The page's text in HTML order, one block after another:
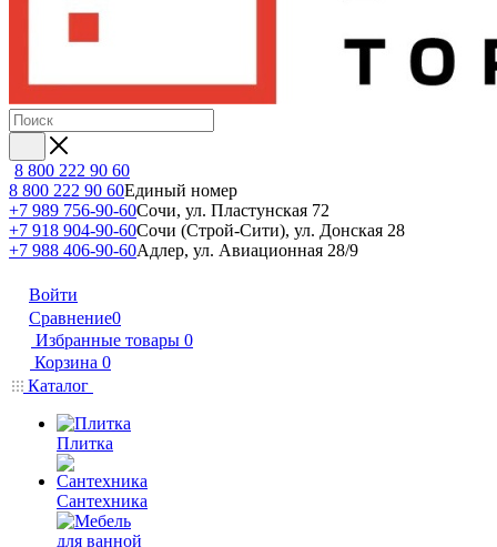
8 800 222 90 60
8 800 222 90 60Единый номер
+7 989 756-90-60Сочи, ул. Пластунская 72
+7 918 904-90-60Сочи (Строй-Сити), ул. Донская 28
+7 988 406-90-60Адлер, ул. Авиационная 28/9
Войти
Сравнение0
Избранные товары 0
Корзина 0
Каталог
Плитка
Сантехника